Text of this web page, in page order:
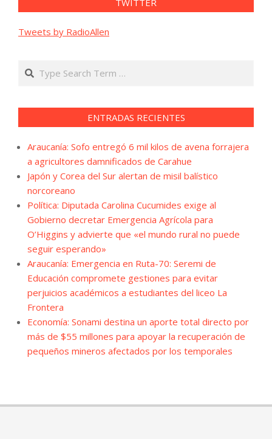
TWITTER
Tweets by RadioAllen
Search
ENTRADAS RECIENTES
Araucanía: Sofo entregó 6 mil kilos de avena forrajera
a agricultores damnificados de Carahue
Japón y Corea del Sur alertan de misil balístico
norcoreano
Política: Diputada Carolina Cucumides exige al
Gobierno decretar Emergencia Agrícola para
O’Higgins y advierte que «el mundo rural no puede
seguir esperando»
Araucanía: Emergencia en Ruta-70: Seremi de
Educación compromete gestiones para evitar
perjuicios académicos a estudiantes del liceo La
Frontera
Economía: Sonami destina un aporte total directo por
más de $55 millones para apoyar la recuperación de
pequeños mineros afectados por los temporales